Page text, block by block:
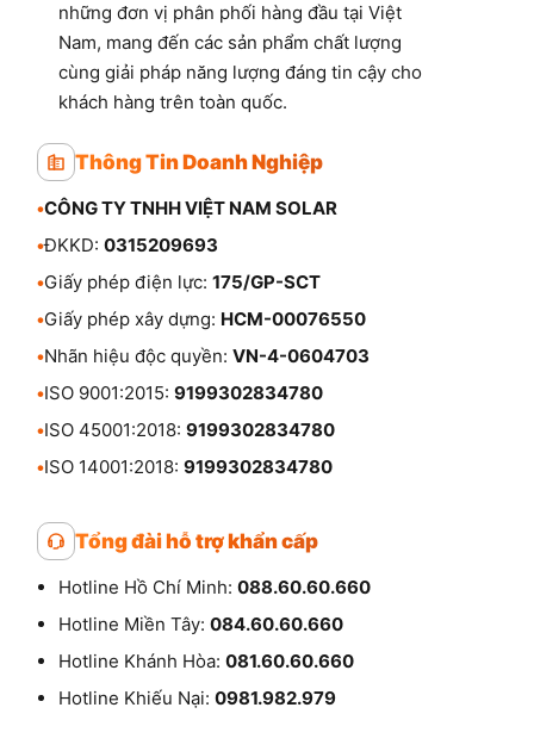
những đơn vị phân phối hàng đầu tại Việt
Nam, mang đến các sản phẩm chất lượng
cùng giải pháp năng lượng đáng tin cậy cho
khách hàng trên toàn quốc.
Thông Tin Doanh Nghiệp
•CÔNG TY TNHH VIỆT NAM SOLAR
•ĐKKD: 0315209693
•Giấy phép điện lực: 175/GP-SCT
•Giấy phép xây dựng: HCM-00076550
•Nhãn hiệu độc quyền: VN-4-0604703
•ISO 9001:2015: 9199302834780
•ISO 45001:2018: 9199302834780
•ISO 14001:2018: 9199302834780
Tổng đài hỗ trợ khẩn cấp
Hotline Hồ Chí Minh: 088.60.60.660
Hotline Miền Tây: 084.60.60.660
Hotline Khánh Hòa: 081.60.60.660
Hotline Khiếu Nại: 0981.982.979